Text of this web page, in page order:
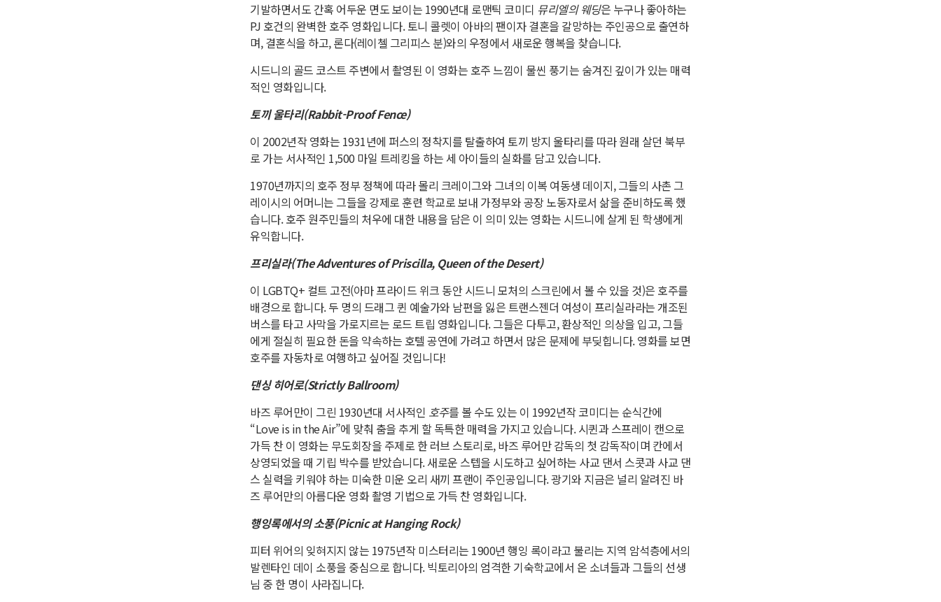
기발하면서도 간혹 어두운 면도 보이는 1990년대 로맨틱 코미디 뮤리엘의 웨딩은 누구나 좋아하는
PJ 호건의 완벽한 호주 영화입니다. 토니 콜렛이 아바의 팬이자 결혼을 갈망하는 주인공으로 출연하
며, 결혼식을 하고, 론다(레이첼 그리피스 분)와의 우정에서 새로운 행복을 찾습니다.
시드니의 골드 코스트 주변에서 촬영된 이 영화는 호주 느낌이 물씬 풍기는 숨겨진 깊이가 있는 매력
적인 영화입니다.
토끼 울타리(Rabbit-Proof Fence)
이 2002년작 영화는 1931년에 퍼스의 정착지를 탈출하여 토끼 방지 울타리를 따라 원래 살던 북부
로 가는 서사적인 1,500 마일 트레킹을 하는 세 아이들의 실화를 담고 있습니다.
1970년까지의 호주 정부 정책에 따라 몰리 크레이그와 그녀의 이복 여동생 데이지, 그들의 사촌 그
레이시의 어머니는 그들을 강제로 훈련 학교로 보내 가정부와 공장 노동자로서 삶을 준비하도록 했
습니다. 호주 원주민들의 처우에 대한 내용을 담은 이 의미 있는 영화는 시드니에 살게 된 학생에게
유익합니다.
프리실라(The Adventures of Priscilla, Queen of the Desert)
이 LGBTQ+ 컬트 고전(아마 프라이드 위크 동안 시드니 모처의 스크린에서 볼 수 있을 것)은 호주를
배경으로 합니다. 두 명의 드래그 퀸 예술가와 남편을 잃은 트랜스젠더 여성이 프리실라라는 개조된
버스를 타고 사막을 가로지르는 로드 트립 영화입니다. 그들은 다투고, 환상적인 의상을 입고, 그들
에게 절실히 필요한 돈을 약속하는 호텔 공연에 가려고 하면서 많은 문제에 부딪힙니다. 영화를 보면
호주를 자동차로 여행하고 싶어질 것입니다!
댄싱 히어로(Strictly Ballroom)
바즈 루어만이 그린 1930년대 서사적인 호주를 볼 수도 있는 이 1992년작 코미디는 순식간에
“Love is in the Air”에 맞춰 춤을 추게 할 독특한 매력을 가지고 있습니다. 시퀸과 스프레이 캔으로
가득 찬 이 영화는 무도회장을 주제로 한 러브 스토리로, 바즈 루어만 감독의 첫 감독작이며 칸에서
상영되었을 때 기립 박수를 받았습니다. 새로운 스텝을 시도하고 싶어하는 사교 댄서 스콧과 사교 댄
스 실력을 키워야 하는 미숙한 미운 오리 새끼 프랜이 주인공입니다. 광기와 지금은 널리 알려진 바
즈 루어만의 아름다운 영화 촬영 기법으로 가득 찬 영화입니다.
행잉록에서의 소풍(Picnic at Hanging Rock)
피터 위어의 잊혀지지 않는 1975년작 미스터리는 1900년 행잉 록이라고 불리는 지역 암석층에서의
발렌타인 데이 소풍을 중심으로 합니다. 빅토리아의 엄격한 기숙학교에서 온 소녀들과 그들의 선생
님 중 한 명이 사라집니다.